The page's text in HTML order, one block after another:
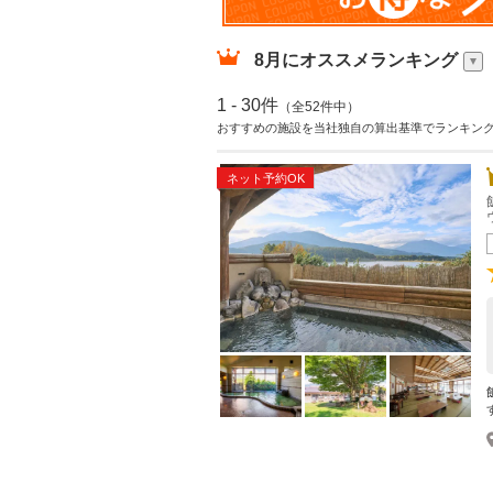
8月 にオススメランキング
1 - 30件 （全52件中）
おすすめの施設を当社独自の算出基準でランキン
ネット予約OK